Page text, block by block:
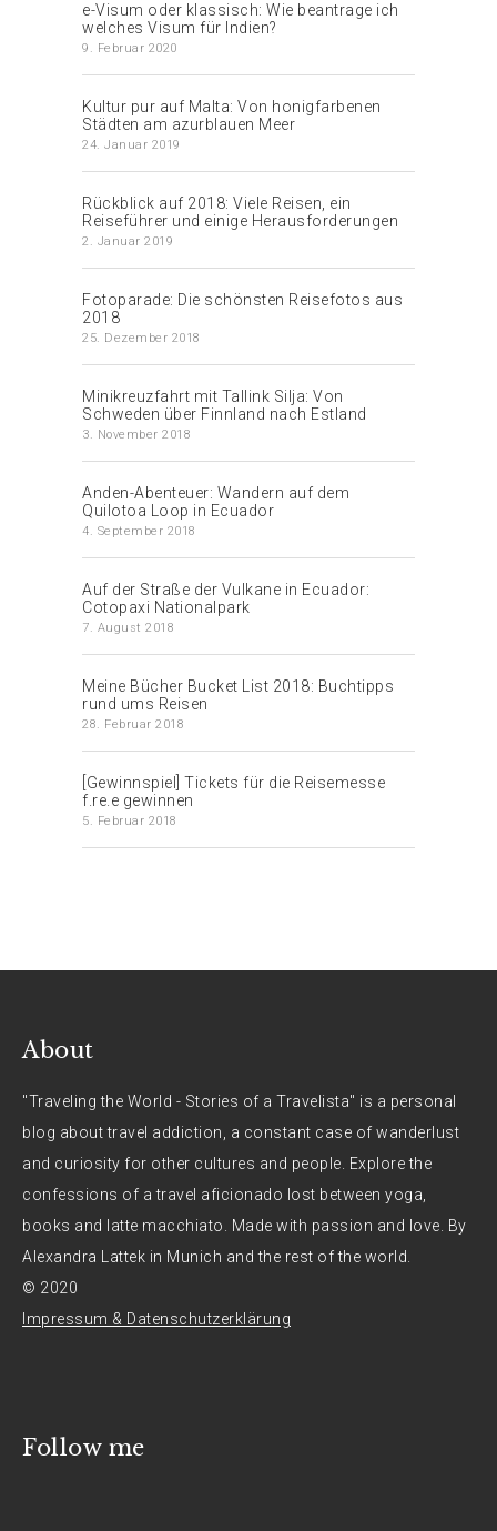
e-Visum oder klassisch: Wie beantrage ich
welches Visum für Indien?
9. Februar 2020
Kultur pur auf Malta: Von honigfarbenen
Städten am azurblauen Meer
24. Januar 2019
Rückblick auf 2018: Viele Reisen, ein
Reiseführer und einige Herausforderungen
2. Januar 2019
Fotoparade: Die schönsten Reisefotos aus
2018
25. Dezember 2018
Minikreuzfahrt mit Tallink Silja: Von
Schweden über Finnland nach Estland
3. November 2018
Anden-Abenteuer: Wandern auf dem
Quilotoa Loop in Ecuador
4. September 2018
Auf der Straße der Vulkane in Ecuador:
Cotopaxi Nationalpark
7. August 2018
Meine Bücher Bucket List 2018: Buchtipps
rund ums Reisen
28. Februar 2018
[Gewinnspiel] Tickets für die Reisemesse
f.re.e gewinnen
5. Februar 2018
About
"Traveling the World - Stories of a Travelista" is a personal
blog about travel addiction, a constant case of wanderlust
and curiosity for other cultures and people. Explore the
confessions of a travel aficionado lost between yoga,
books and latte macchiato. Made with passion and love. By
Alexandra Lattek in Munich and the rest of the world.
© 2020
Impressum & Datenschutzerklärung
Follow me